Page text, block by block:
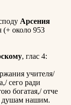
Арсения
(+ около 953
, глас 4:
учителя/
сего ради
богатая,/ отче
душам нашим.